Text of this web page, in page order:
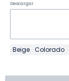
Descargar
Beige Colorado